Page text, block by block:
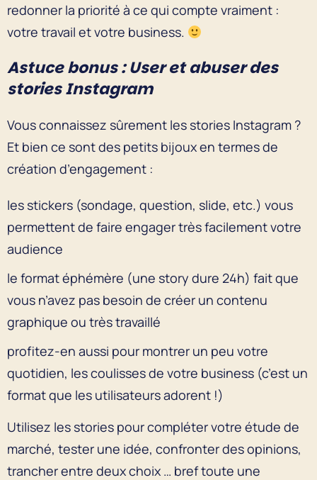
redonner la priorité à ce qui compte vraiment :
votre travail et votre business.
Astuce bonus : User et abuser des
stories Instagram
Vous connaissez sûrement les stories Instagram ?
Et bien ce sont des petits bijoux en termes de
création d’engagement :
les stickers (sondage, question, slide, etc.) vous
permettent de faire engager très facilement votre
audience
le format éphémère (une story dure 24h) fait que
vous n’avez pas besoin de créer un contenu
graphique ou très travaillé
profitez-en aussi pour montrer un peu votre
quotidien, les coulisses de votre business (c’est un
format que les utilisateurs adorent !)
Utilisez les stories pour compléter votre étude de
marché, tester une idée, confronter des opinions,
trancher entre deux choix … bref toute une